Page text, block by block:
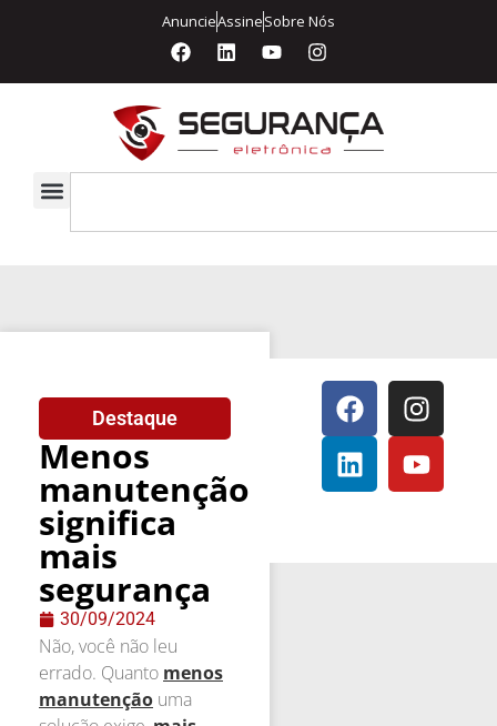
AnuncieAssineSobre Nós
Destaque
Menos
manutenção
significa
mais
segurança
30/09/2024
Não, você não leu
errado. Quanto menos
manutenção uma